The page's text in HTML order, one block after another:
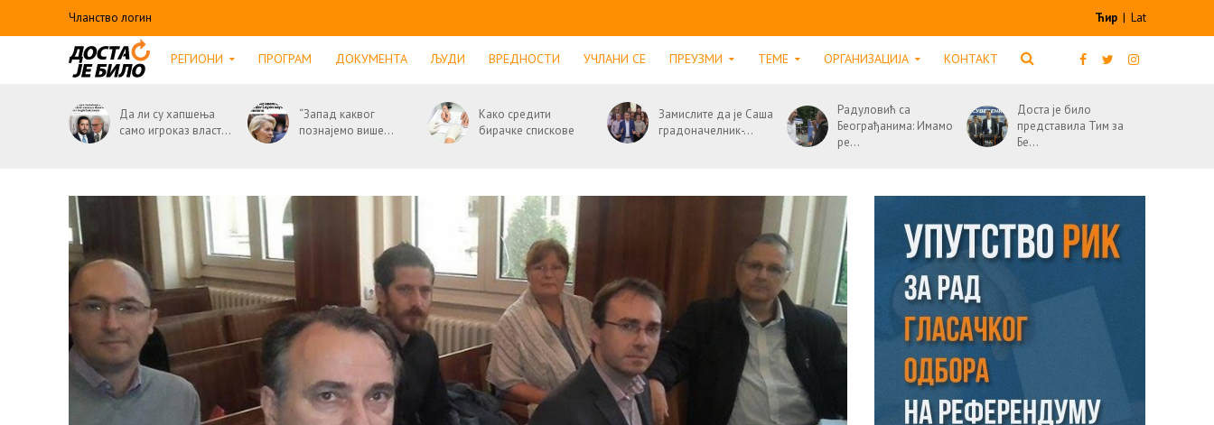
Чланство логин Ћир | Lat
РЕГИОНИ ПРОГРАМ ДОКУМЕНТА ЉУДИ ВРЕДНОСТИ УЧЛАНИ СЕ ПРЕУЗМИ ТЕМЕ ОРГАНИЗАЦИЈА КОНТАКТ
Да ли су хапшења
само игроказ власт...
“Запад каквог
познајемо више...
Како средити
бирачке спискове
Замислите да је Саша
градоначелник-...
Радуловић са
Београђанима: Имамо
ре...
Доста је било
представила Тим за
Бе...